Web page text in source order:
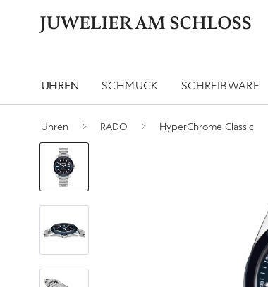
UHREN SCHMUCK SCHREIBWARE
Uhren RADO HyperChrome Classic